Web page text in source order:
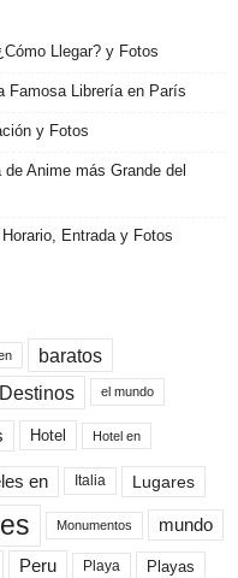
Llegar? y Fotos
Famosa Librería en París
y Fotos
Anime más Grande del
Entrada y Fotos
baratos
Destinos el mundo
Hotel Hotel en
en Italia Lugares
Monumentos mundo
Peru Playa Playas